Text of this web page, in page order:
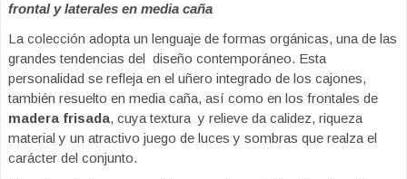
frontal y laterales en media caña
La colección adopta un lenguaje de formas orgánicas, una de las
grandes tendencias del diseño contemporáneo. Esta
personalidad se refleja en el uñero integrado de los cajones,
también resuelto en media caña, así como en los frontales de
madera frisada, cuya textura y relieve da calidez, riqueza
material y un atractivo juego de luces y sombras que realza el
carácter del conjunto.